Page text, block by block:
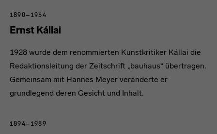
Ernst Kállai
1890–1954
1928 wurde dem renommierten Kunstkritiker Kállai die
Redaktionsleitung der Zeitschrift „bauhaus“ übertragen.
Gemeinsam mit Hannes Meyer veränderte er
grundlegend deren Gesicht und Inhalt.
1894–1989